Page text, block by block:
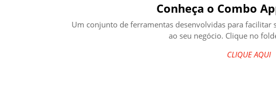
Conheça o Combo
Um conjunto de ferramentas desenvolvidas para facilitar
ao seu negócio. Clique no
CLIQUE AQUI